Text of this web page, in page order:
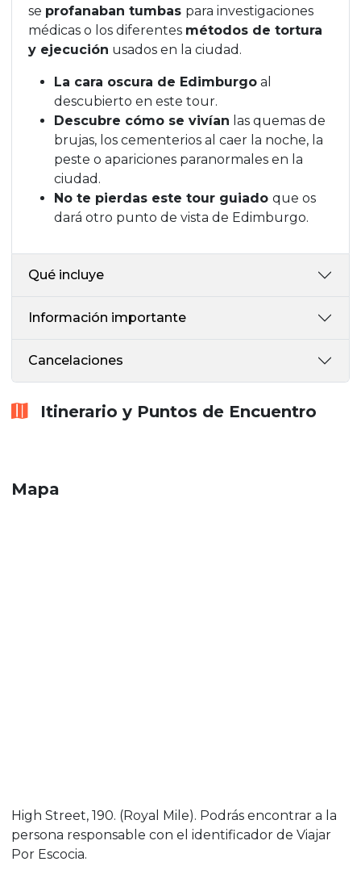
se profanaban tumbas para investigaciones
médicas o los diferentes métodos de tortura
y ejecución usados en la ciudad.
La cara oscura de Edimburgo al
descubierto en este tour.
Descubre cómo se vivían las quemas de
brujas, los cementerios al caer la noche, la
peste o apariciones paranormales en la
ciudad.
No te pierdas este tour guiado que os
dará otro punto de vista de Edimburgo.
Qué incluye
Información importante
Cancelaciones
Itinerario y Puntos de Encuentro
Mapa
High Street, 190. (Royal Mile). Podrás encontrar a la
persona responsable con el identificador de Viajar
Por Escocia.